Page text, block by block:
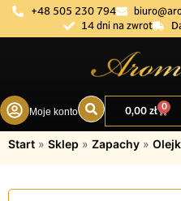
+48 505 230 794
14 dni na zwrot
Moje konto 0,00zł 0
Start » Sklep » Zapachy »